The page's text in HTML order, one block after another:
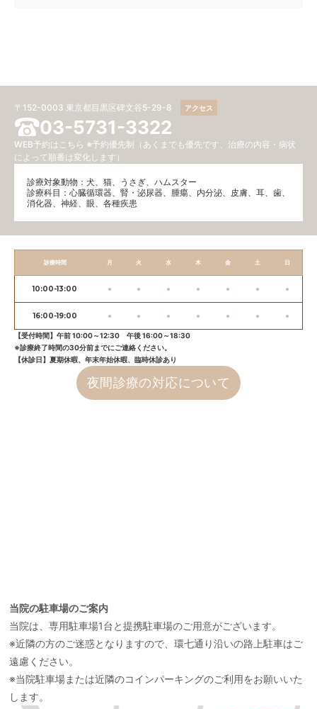
〒152-0003 東京都目黒区碑文谷5-29-8 アクセス
03-5731-3322
WEB予約はこちら ※予約優先制（あくまでも優先です、治療の内容・病状
によって順番は変化します）
診療対象動物：犬、猫、うさぎ、ハムスター
診療科目：⼼臓循環器、腎・泌尿器、腫瘍、内分泌、⽪膚、耳、歯、
消化器、神経、眼、各種疾患
診療時間 月 火 水 木 金 土 日
10:00-13:00 ● ● ● ● ● ● ●
16:00-19:00 ● ● ● ● ● ● ●
【受付時間】午前 10:00～12:30 午後 16:00～18:30
※診療終了時間の30分前までにご連絡ください。
【休診日】夏期休暇、年末年始休暇、臨時休診あり
夜間診療の対応について
当院の駐車場のご案内
当院は、専用駐車場1台と提携駐車場のご用意がございます。
※近隣の方のご迷惑となりますので、環七通り沿いの路上駐車はご
遠慮ください。
※当院駐車場または近隣のコインパーキングのご利用をお願いいた
します。